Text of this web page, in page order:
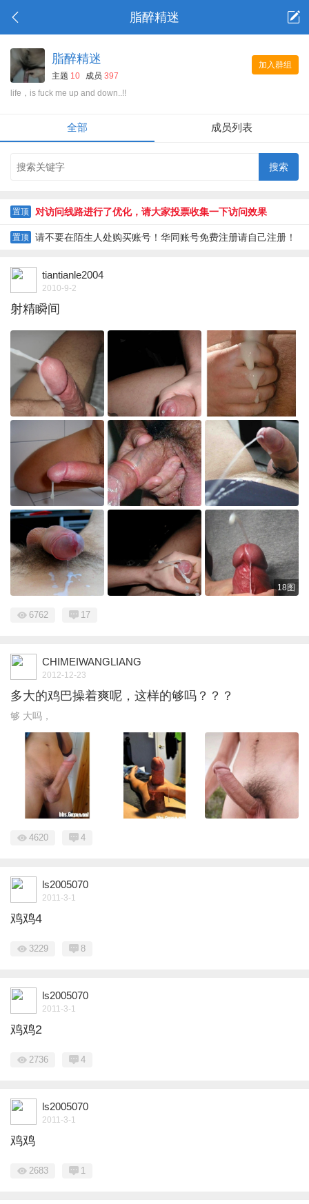
脂醉精迷
加入群组
脂醉精迷
主题 10 成员 397
life，is fuck me up and down..!!
全部 成员列表
置顶 对访问线路进行了优化，请大家投票收集一下访问效果
置顶 请不要在陌生人处购买账号！华同账号免费注册请自己注册！
tiantianle2004
2010-9-2
射精瞬间
18图
6762 17
CHIMEIWANGLIANG
2012-12-23
多大的鸡巴操着爽呢，这样的够吗？？？
够 大吗，
4620 4
ls2005070
2011-3-1
鸡鸡4
3229 8
ls2005070
2011-3-1
鸡鸡2
2736 4
ls2005070
2011-3-1
鸡鸡
2683 1